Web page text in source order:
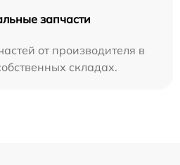
запчасти
от производителя в
складах.